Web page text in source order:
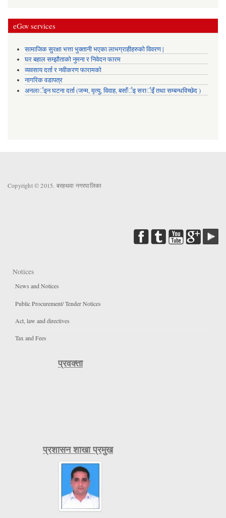
eGov services
सामाजिक सुरक्षा भत्ता भुक्तानी भएका लाभग्राहीहरुको विवरण |
घर बहाल सम्झौताको नुमना र निवेदन फारम
व्यवसाय दर्ता र नवीकरण फारामको
नागरिक वडापत्र
अनलार्इन घटना दर्ता (जन्म, मृत्यु, विवाह, बसाँर्इ सरार्इँ तथा सम्बन्धविच्छेद )
Copyright © 2015. बरहथवा नगरपालिका
Notices
News and Notices
Public Procurement/ Tender Notices
Act, law and directives
Tax and Fees
प्रवक्ता
प्रशासन शाखा प्रमुख